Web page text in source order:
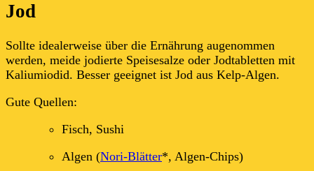
Jod
Sollte idealerweise über die Ernährung augenommen
werden, meide jodierte Speisesalze oder Jodtabletten mit
Kaliumiodid. Besser geeignet ist Jod aus Kelp-Algen.
Gute Quellen:
Fisch, Sushi
Algen (Nori-Blätter*, Algen-Chips)